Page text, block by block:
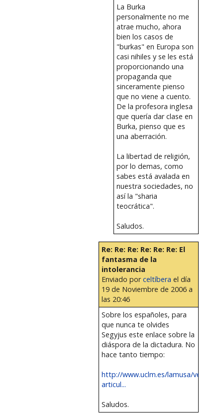
La Burka
personalmente no me
atrae mucho, ahora
bien los casos de
"burkas" en Europa son
casi nihiles y se les está
proporcionando una
propaganda que
sinceramente pienso
que no viene a cuento.
De la profesora inglesa
que quería dar clase en
Burka, pienso que es
una aberración.
La libertad de religión,
por lo demas, como
sabes está avalada en
nuestra sociedades, no
así la "sharia
teocrática".
Saludos.
Re: Re: Re: Re: Re: Re: El
fantasma de la
intolerancia
Enviado porceltíbera el día
19 de Noviembre de 2006 a
las 20:46
Sobre los españoles, para
que nunca te olvides
Segyjus este enlace sobre la
diáspora de la dictadura. No
hace tanto tiempo:
http://www.uclm.es/lamusa/
articul...
Saludos.